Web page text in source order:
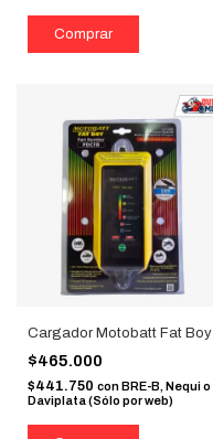
Cargador Motobatt Fat Boy
$465.000
$441.750 conBRE-B, Nequi o
Daviplata (Sólo por web)